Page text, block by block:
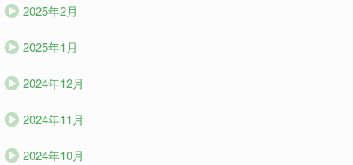
2025年2月
2025年1月
2024年12月
2024年11月
2024年10月